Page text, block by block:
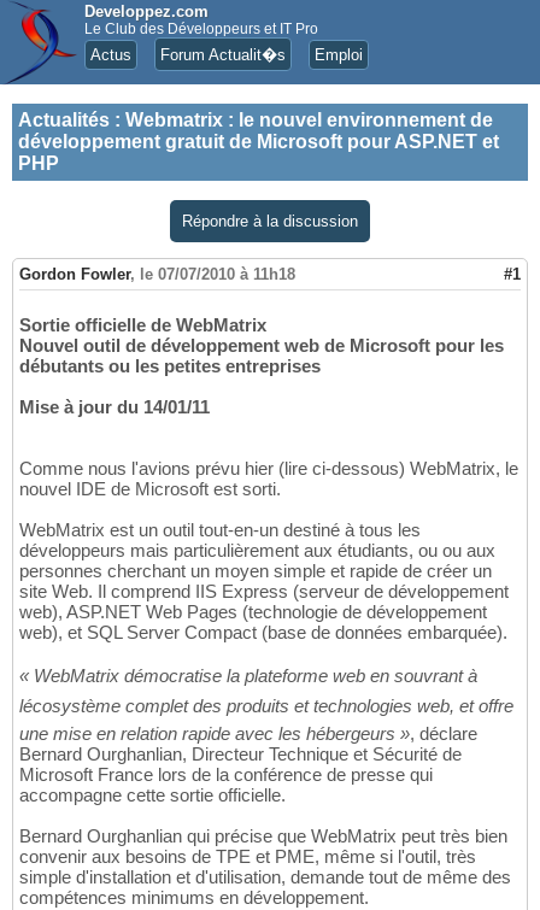
Developpez.com
Le Club des Développeurs et IT Pro
Actus Forum Actualit�s Emploi
Actualités : Webmatrix : le nouvel environnement de
développement gratuit de Microsoft pour ASP.NET et
PHP
Répondre à la discussion
Gordon Fowler, le 07/07/2010 à 11h18 #1
Sortie officielle de WebMatrix
Nouvel outil de développement web de Microsoft pour les
débutants ou les petites entreprises
Mise à jour du 14/01/11
Comme nous l'avions prévu hier (lire ci-dessous) WebMatrix, le
nouvel IDE de Microsoft est sorti.
WebMatrix est un outil tout-en-un destiné à tous les
développeurs mais particulièrement aux étudiants, ou ou aux
personnes cherchant un moyen simple et rapide de créer un
site Web. Il comprend IIS Express (serveur de développement
web), ASP.NET Web Pages (technologie de développement
web), et SQL Server Compact (base de données embarquée).
« WebMatrix démocratise la plateforme web en souvrant à
lécosystème complet des produits et technologies web, et offre
une mise en relation rapide avec les hébergeurs », déclare
Bernard Ourghanlian, Directeur Technique et Sécurité de
Microsoft France lors de la conférence de presse qui
accompagne cette sortie officielle.
Bernard Ourghanlian qui précise que WebMatrix peut très bien
convenir aux besoins de TPE et PME, même si l'outil, très
simple d'installation et d'utilisation, demande tout de même des
compétences minimums en développement.